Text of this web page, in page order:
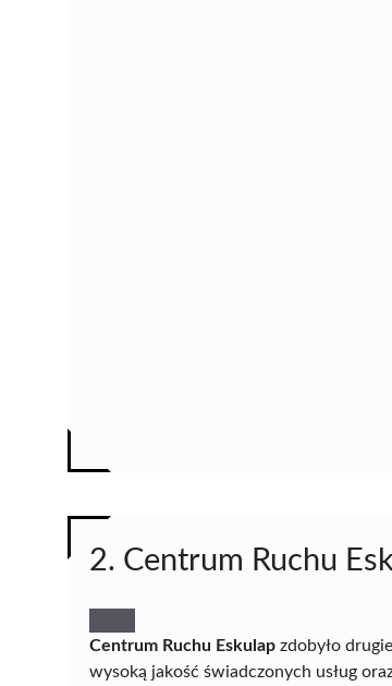
2. Centrum Ruchu
Centrum Ruchu Eskulap zdobyło
wysoką jakość świadczonych usług